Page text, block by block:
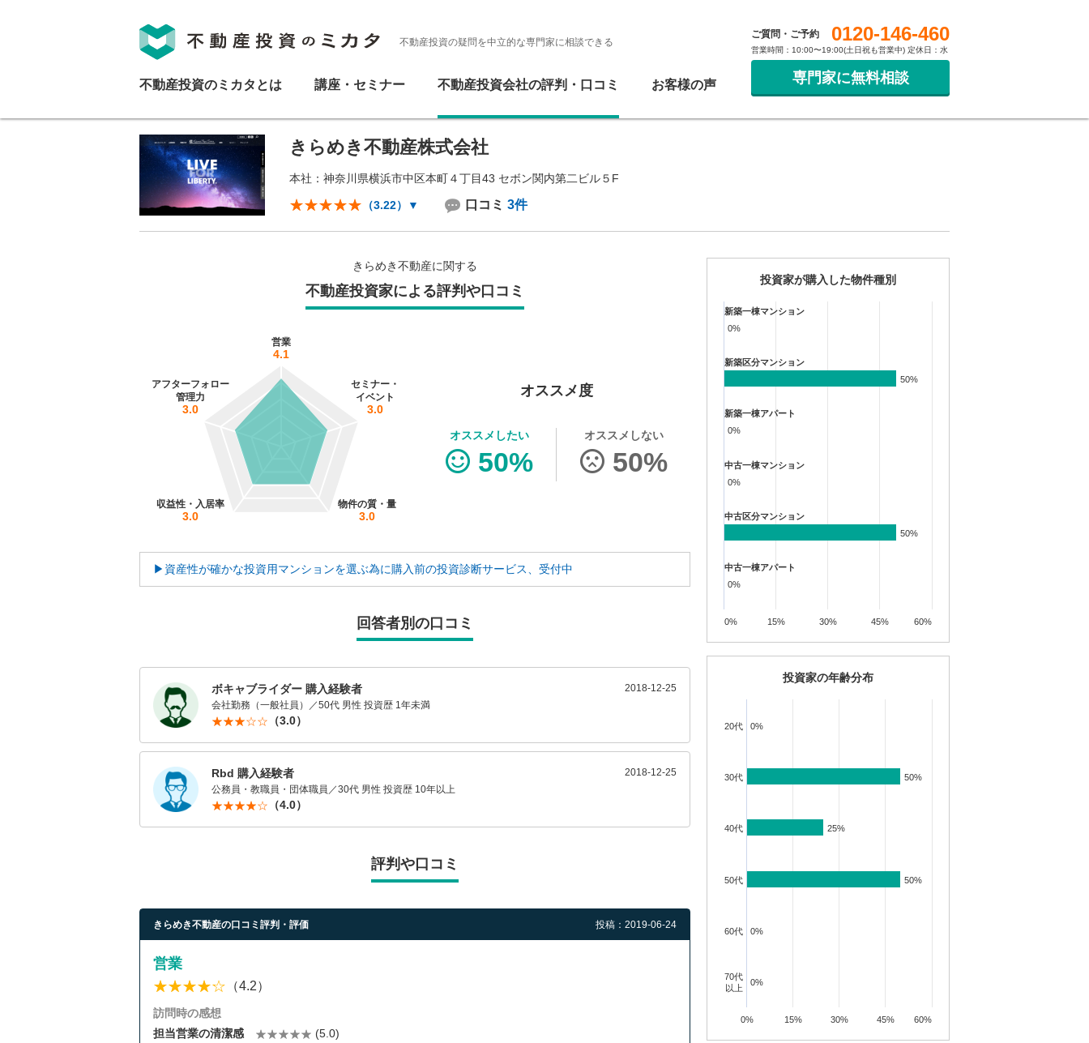
不動産投資の疑問を中立的な専門家に相談できる
不動産投資のミカタとは 講座・セミナー 不動産投資会社の評判・口コミ お客様の声 専門家に無料相談
ご質問・ご予約 0120-146-460
営業時間：10:00〜19:00(土日祝も営業中) 定休日：水
きらめき不動産株式会社
本社：神奈川県横浜市中区本町４丁目43 セボン関内第二ビル５F
（3.22） ▼ 口コミ 3件
きらめき不動産に関する
不動産投資家による評判や口コミ
営業
4.1
セミナー・
イベント
3.0
物件の質・量
3.0
収益性・入居率
3.0
アフターフォロー
管理力
3.0
オススメ度
オススメしたい
50%
オススメしない
50%
▶資産性が確かな投資用マンションを選ぶ為に購入前の投資診断サービス、受付中
回答者別の口コミ
ボキャブライダー 購入経験者
会社勤務（一般社員）／50代 男性 投資歴 1年未満
（3.0）
2018-12-25
Rbd 購入経験者
公務員・教職員・団体職員／30代 男性 投資歴 10年以上
（4.0）
2018-12-25
評判や口コミ
きらめき不動産の口コミ評判・評価 投稿：2019-06-24
営業
（4.2）
訪問時の感想
担当営業の清潔感
(5.0)
投資家が購入した物件種別
0%
0%
50%
50%
0%
0%
0%
0%
50%
50%
0%
0%
新築一棟マンション
新築区分マンション
新築一棟アパート
中古一棟マンション
中古区分マンション
中古一棟アパート
0% 15% 30% 45% 60%
投資家の年齢分布
0%
0%
50%
50%
25%
25%
50%
50%
0%
0%
0%
0%
20代
30代
40代
50代
60代
70代
以上
0% 15% 30% 45% 60%